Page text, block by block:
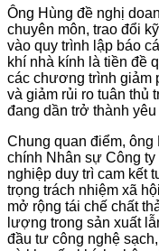
Ông Hùng đề nghị
chuyên môn, trao đổi
vào quy trình lập báo
khí nhà kính là tiền đề
các chương trình giảm
và giảm rủi ro tuân thủ
đang dần trở thành
Chung quan điểm,
chính Nhân sự Công
nghiệp duy trì cam kết
trọng trách nhiệm xã
mở rộng tái chế chất
lượng trong sản xuất
đầu tư công nghệ